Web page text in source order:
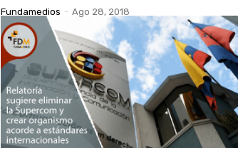
Fundamedios - Ago 28, 2018